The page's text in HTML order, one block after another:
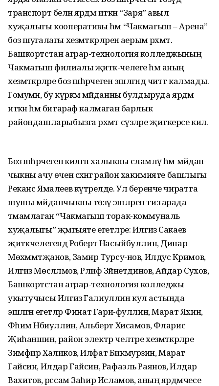
транспорт белән ярдәм иткән “Заря” авыл
хуҗалыгы кооперативы һәм “Чакмагыш – Арена”
боз шугалагы хезмәткәрләренә аерым рәхмәт.
Башкортстан аграр-технология колледжының
Чакмагыш филиалы җитәк-челеге һәм аның
хезмәткәрләре боз шәһәрчеген эшләгәндә читтә калмады.
Гомумән, бу күркәм мәйданны булдыруда ярдәм
иткән һәм битараф калмаган барлык
райондашларыбызга рәхмәт сүзләре җиткерәсе килә.
Боз шәһәрчегенә килгән халыкны сәламләү һәм мәйдан-
чыкны ачу өчен сәхнәгә район хакимияте башлыгы
Реканс Ямалеев күтәрелде. Ул беренче чиратта
шушы мәйданчыкны төзү эшләрен тиз арада
тәмамлаган “Чакмагыш торак-коммуналь
хуҗалыгы” җәмгыяте егетләре: Илгиз Сакаев
җитәкчелегендә Роберт Насыйбуллин, Динар
Мөхәммәтҗанов, Замир Турсу-нов, Илдус Кәримов,
Илгиз Мөсәлләмов, Рәлиф Зәйнетдинов, Айдар Сухов,
Башкортстан аграр-технология колледжы
укытучысы Илгиз Галиуллин кул астында
эшләгән егетләр Финат Гари-фуллин, Марат Яхин,
Фәһим Нәбиуллин, Альберт Хисамов, Фларис
Җиһаншин, район электр челтәре хезмәткәрләре
Зимфир Халиков, Илфат Бикмурзин, Марат
Гайсин, Илдар Гайсин, Рафаэль Раянов, Илдар
Вахитов, рәссам Заһир Исламов, аның ярдәмчесе